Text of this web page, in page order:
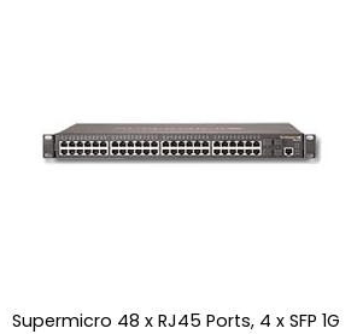
Supermicro 48 x RJ45 Ports, 4 x SFP 1G